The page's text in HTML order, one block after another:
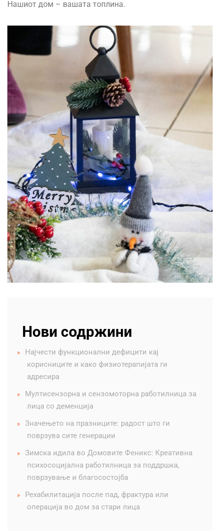
Нашиот дом – вашата топлина.
Нови содржини
Најчести функционални дефицити кај
корисниците и како физиотерапијата ги
адресира
Мултисензорна и сензомоторна работилница за
лица со деменција
Значењето на празниците: радост што ги
поврзува сите генерации
Зимска идила во Домовите Феникс: Креативна
психосоцијална работилница за поддршка,
поврзување и благосостојба
Рехабилитација после пад, фрактура или
операција во дом за стари лица